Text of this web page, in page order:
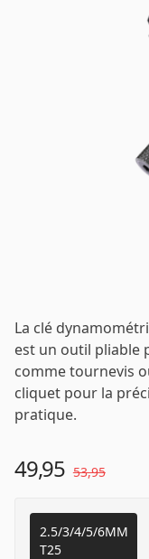
La clé
est un outil pliable
comme tournevis
cliquet pour la
pratique.
49,95 53,95
2.5/3/4/5/6MM
T25